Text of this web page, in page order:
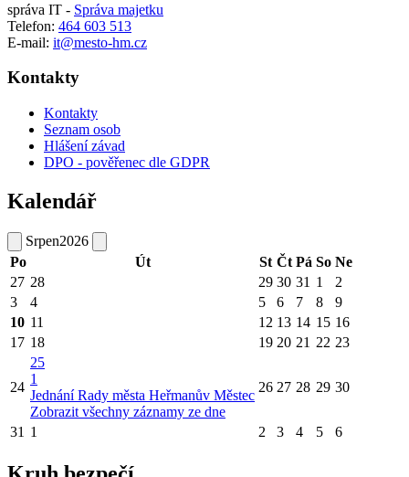
správa IT - Správa majetku
Telefon: 464 603 513
E-mail: it@mesto-hm.cz
Kontakty
Kontakty
Seznam osob
Hlášení závad
DPO - pověřenec dle GDPR
Kalendář
Srpen2026
Po
Út St Čt Pá So Ne
27 28 29 30 31 1
2
3
4 5 6 7 8
9
10 11 12 13 14 15 16
17 18 19 20 21 22 23
24
25
1
Jednání Rady města Heřmanův Městec
Zobrazit všechny záznamy ze dne
26 27 28 29 30
31 1 2 3 4 5 6